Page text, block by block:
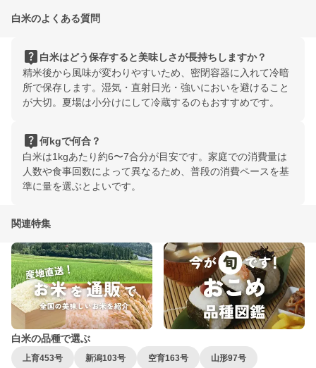
白米のよくある質問
live_help 白米はどう保存すると美味しさが長持ちしますか？
精米後から風味が変わりやすいため、密閉容器に入れて冷暗
所で保存します。湿気・直射日光・強いにおいを避けること
が大切。夏場は小分けにして冷蔵するのもおすすめです。
live_help何kgで何合？
白米は1kgあたり約6〜7合分が目安です。家庭での消費量は
人数や食事回数によって異なるため、普段の消費ペースを基
準に量を選ぶとよいです。
関連特集
白米の品種で選ぶ
上育453号 新潟103号 空育163号 山形97号